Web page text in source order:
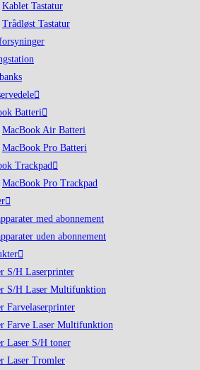
Kablet Tastatur
Trådløst Tastatur
Batteri
MacBook Air Batteri
MacBook Pro Batteri
Trackpad
MacBook Pro Trackpad
med abonnement
uden abonnement
S/H Laserprinter
S/H Laser Multifunktion
Farvelaserprinter
Farve Laser Multifunktion
Laser S/H toner
Laser Tromler